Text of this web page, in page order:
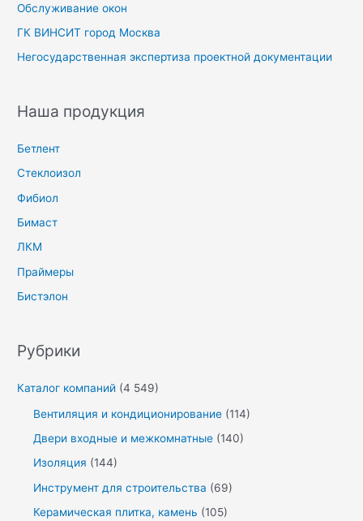
Обслуживание окон
ГК ВИНСИТ город Москва
Негосударственная экспертиза проектной документации
Наша продукция
Бетлент
Стеклоизол
Фибиол
Бимаст
ЛКМ
Праймеры
Бистэлон
Рубрики
Каталог компаний (4 549)
Вентиляция и кондиционирование (114)
Двери входные и межкомнатные (140)
Изоляция (144)
Инструмент для строительства (69)
Керамическая плитка, камень (105)